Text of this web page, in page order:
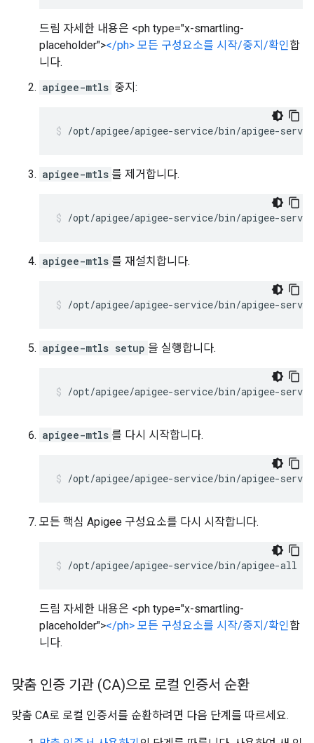
드림 자세한 내용은 <ph type="x-smartling-
placeholder"></ph> 모든 구성요소를 시작/중지/확인합
니다.
apigee-mtls 중지:
/opt/apigee/apigee-service/bin/apigee-
apigee-mtls 를 제거합니다.
/opt/apigee/apigee-service/bin/apigee-
apigee-mtls 를 재설치합니다.
/opt/apigee/apigee-service/bin/apigee-
apigee-mtls setup 을 실행합니다.
/opt/apigee/apigee-service/bin/apigee-
apigee-mtls 를 다시 시작합니다.
/opt/apigee/apigee-service/bin/apigee-
모든 핵심 Apigee 구성요소를 다시 시작합니다.
/opt/apigee/apigee-service/bin/apigee-all
드림 자세한 내용은 <ph type="x-smartling-
placeholder"></ph> 모든 구성요소를 시작/중지/확인합
니다.
맞춤 인증 기관 (CA)으로 로컬 인증서 순환
맞춤 CA로 로컬 인증서를 순환하려면 다음 단계를 따르세요.